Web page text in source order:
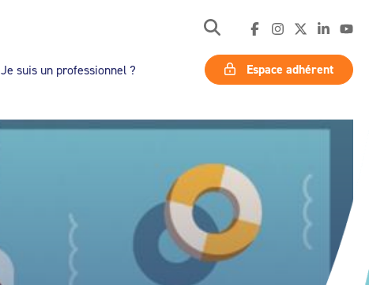
Je suis un professionnel ? Espace adhérent